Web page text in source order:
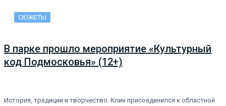
СЮЖЕТЫ
В парке прошло мероприятие «Культурный
код Подмосковья» (12+)
История, традиции и творчество. Клин присоединился к областной